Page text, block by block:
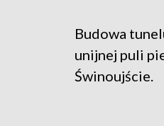
Budowa
unijnej puli
Świnoujście.